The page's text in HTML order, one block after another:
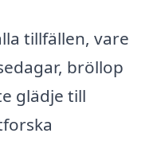
tillfällen, vare
bröllop
glädje till